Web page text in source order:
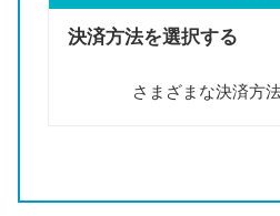
決済方法を選択する
さまざまな決済方